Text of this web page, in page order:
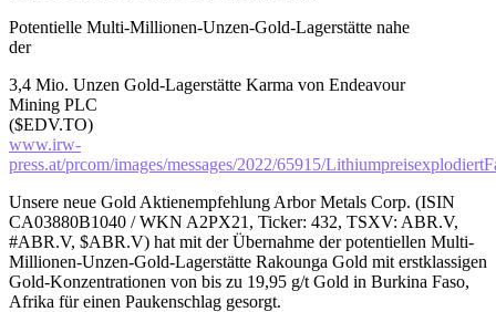
Potentielle Multi-Millionen-Unzen-Gold-Lagerstätte nahe
der
3,4 Mio. Unzen Gold-Lagerstätte Karma von Endeavour
Mining PLC
($EDV.TO)
www.irw-
press.at/prcom/images/messages/2022/65915/
Unsere neue Gold Aktienempfehlung Arbor Metals Corp. (ISIN
CA03880B1040 / WKN A2PX21, Ticker: 432, TSXV: ABR.V,
#ABR.V, $ABR.V) hat mit der Übernahme der potentiellen Multi-
Millionen-Unzen-Gold-Lagerstätte Rakounga Gold mit erstklassigen
Gold-Konzentrationen von bis zu 19,95 g/t Gold in Burkina Faso,
Afrika für einen Paukenschlag gesorgt.